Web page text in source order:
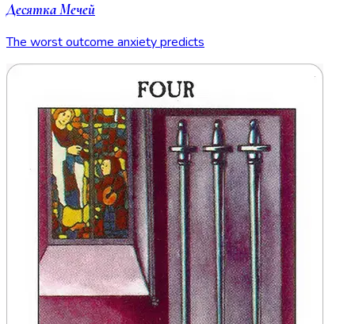
Десятка Мечей
The worst outcome anxiety predicts